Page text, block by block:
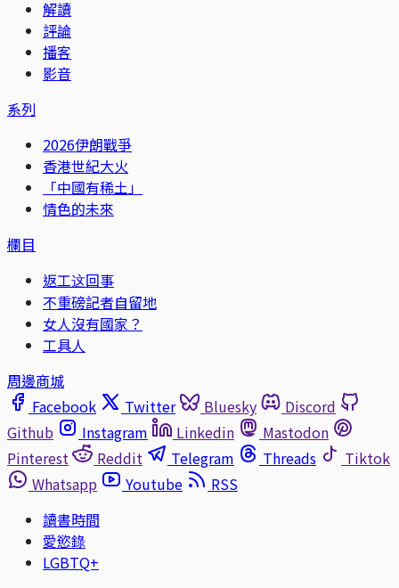
解讀
評論
播客
影音
系列
2026伊朗戰爭
香港世紀大火
「中國有稀土」
情色的未來
欄目
返工这回事
不重磅記者自留地
女人沒有國家？
工具人
周邊商城
Facebook
Twitter Bluesky
Discord
Github
Instagram Linkedin
Mastodon
Pinterest
Reddit Telegram Threads
Tiktok
Whatsapp
Youtube
RSS
讀書時間
愛慾錄
LGBTQ+